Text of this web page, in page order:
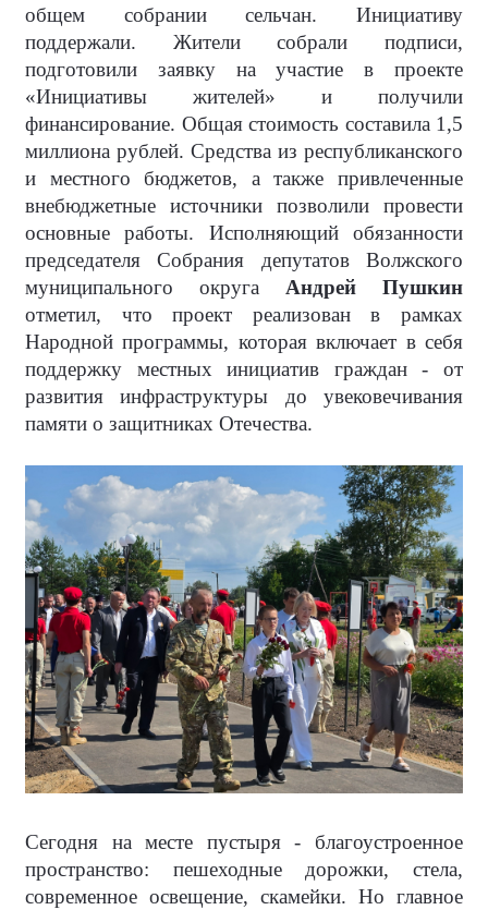
общем собрании сельчан. Инициативу
поддержали. Жители собрали подписи,
подготовили заявку на участие в проекте
«Инициативы жителей» и получили
финансирование. Общая стоимость составила 1,5
миллиона рублей. Средства из республиканского
и местного бюджетов, а также привлеченные
внебюджетные источники позволили провести
основные работы. Исполняющий обязанности
председателя Собрания депутатов Волжского
муниципального округа Андрей Пушкин
отметил, что проект реализован в рамках
Народной программы, которая включает в себя
поддержку местных инициатив граждан - от
развития инфраструктуры до увековечивания
памяти о защитниках Отечества.
Сегодня на месте пустыря - благоустроенное
пространство: пешеходные дорожки, стела,
современное освещение, скамейки. Но главное